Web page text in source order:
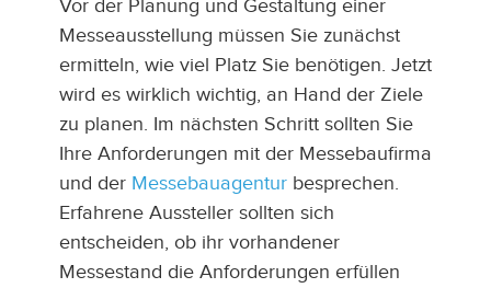
Vor der Planung und Gestaltung einer
Messeausstellung müssen Sie zunächst
ermitteln, wie viel Platz Sie benötigen. Jetzt
wird es wirklich wichtig, an Hand der Ziele
zu planen. Im nächsten Schritt sollten Sie
Ihre Anforderungen mit der Messebaufirma
und der Messebauagentur besprechen.
Erfahrene Aussteller sollten sich
entscheiden, ob ihr vorhandener
Messestand die Anforderungen erfüllen